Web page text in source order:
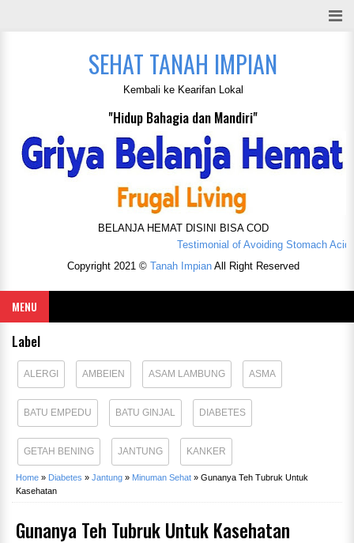
SEHAT TANAH IMPIAN
Kembali ke Kearifan Lokal
"Hidup Bahagia dan Mandiri"
BELANJA HEMAT DISINI BISA COD
Testimonial of Avoiding Stomach Acid
Copyright 2021 © Tanah ImpianAll Right Reserved
MENU
Label
ALERGI AMBEIEN ASAM LAMBUNG ASMA
BATU EMPEDU BATU GINJAL DIABETES
GETAH BENING JANTUNG KANKER
Home » Diabetes » Jantung » Minuman Sehat » Gunanya Teh Tubruk Untuk
Kasehatan
Gunanya Teh Tubruk Untuk Kasehatan